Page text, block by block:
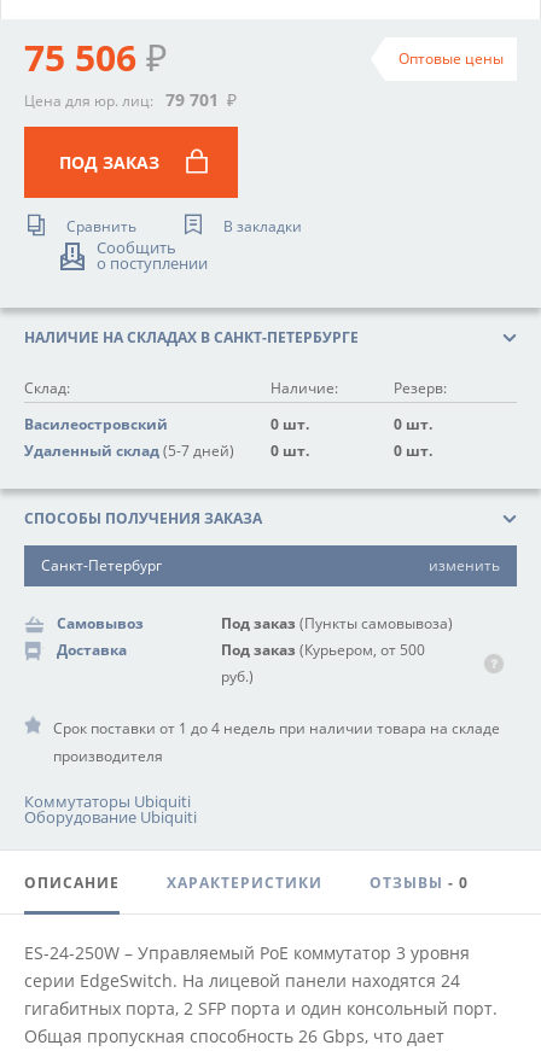
75 506₽ Оптовые цены
Цена для юр. лиц: 79 701 ₽
ПОД ЗАКАЗ
Сравнить В закладки
Сообщить
о поступлении
НАЛИЧИЕ НА СКЛАДАХ В САНКТ-ПЕТЕРБУРГЕ
Склад: Наличие:
Резерв:
Василеостровский
0 шт.
0 шт.
Удаленный склад(5-7 дней) 0 шт. 0 шт.
СПОСОБЫ ПОЛУЧЕНИЯ ЗАКАЗА
Санкт-Петербург изменить
Самовывоз Под заказ (Пункты самовывоза)
Доставка
Под заказ (Курьером, от 500
руб.)
Срок поставки от 1 до 4 недель при наличии товара на складе
производителя
Коммутаторы Ubiquiti
Оборудование Ubiquiti
ОПИСАНИЕ ХАРАКТЕРИСТИКИ ОТЗЫВЫ - 0
ES-24-250W – Управляемый PoE коммутатор 3 уровня
серии EdgeSwitch. На лицевой панели находятся 24
гигабитных порта, 2 SFP порта и один консольный порт.
Общая пропускная способность 26 Gbps, что дает